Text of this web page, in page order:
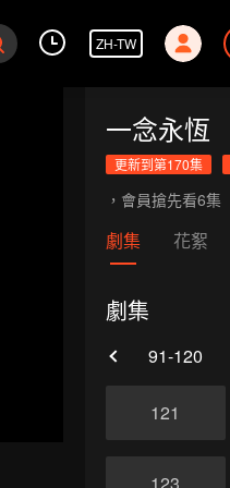
ZH-TW
一念永恆
更新到第170集
，會員搶先看6集
劇集 花絮
劇集
91-120
121